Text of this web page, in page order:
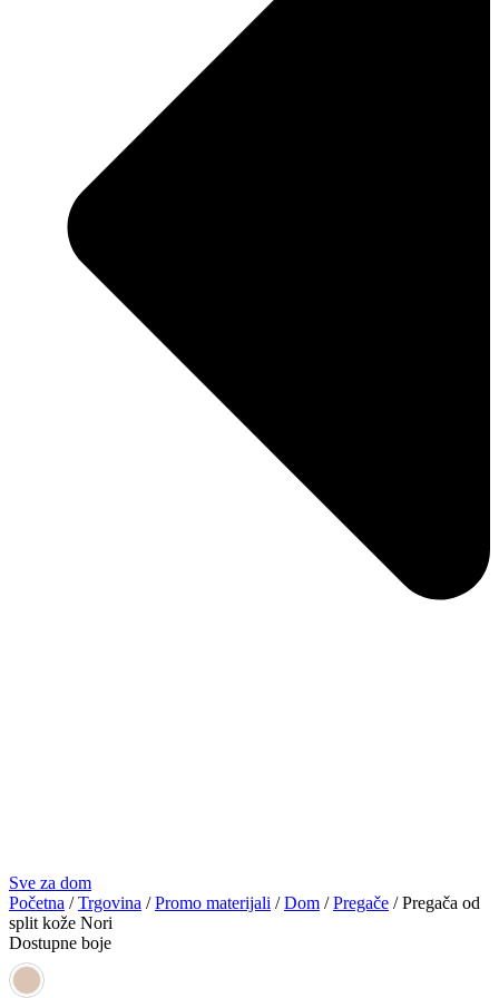
Sve za dom
Početna /Trgovina /Promo materijali /Dom /Pregače / Pregača od
split kože Nori
Dostupne boje